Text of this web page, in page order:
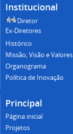
Institucional
Diretor
Ex-Diretores
Histórico
Missão, Visão e Valores
Organograma
Política de Inovação
Principal
Página inicial
Projetos